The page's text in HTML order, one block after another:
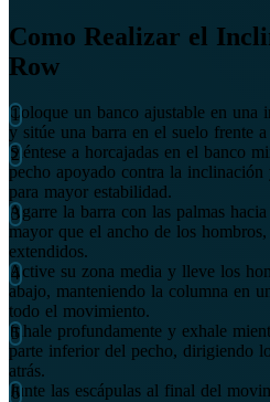
Como Realizar el
Row
Coloque un banco ajustable en una
y sitúe una barra en el suelo frente a
Siéntese a horcajadas en el banco
pecho apoyado contra la
para mayor estabilidad.
Agarre la barra con las palmas
mayor que el ancho de los
extendidos.
Active su zona media y lleve los
abajo, manteniendo la columna en
todo el movimiento.
Inhale profundamente y exhale
parte inferior del pecho, dirigiendo
atrás.
Junte las escápulas al final del